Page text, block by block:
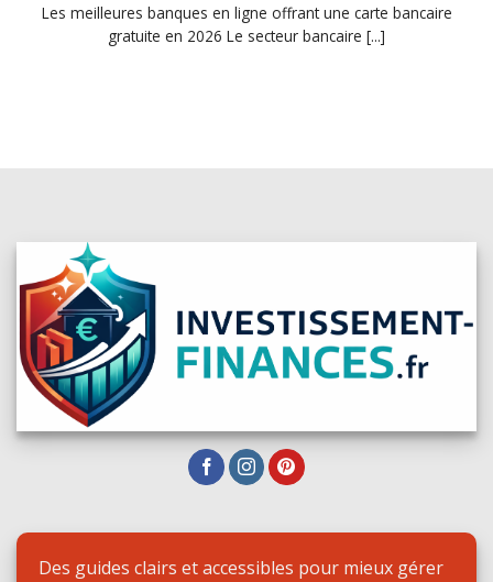
Les meilleures banques en ligne offrant une carte bancaire
gratuite en 2026 Le secteur bancaire [...]
Des guides clairs et accessibles pour mieux gérer